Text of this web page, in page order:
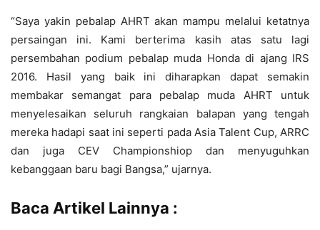
“Saya yakin pebalap AHRT akan mampu melalui ketatnya
persaingan ini. Kami berterima kasih atas satu lagi
persembahan podium pebalap muda Honda di ajang IRS
2016. Hasil yang baik ini diharapkan dapat semakin
membakar semangat para pebalap muda AHRT untuk
menyelesaikan seluruh rangkaian balapan yang tengah
mereka hadapi saat ini seperti pada Asia Talent Cup, ARRC
dan juga CEV Championshiop dan menyuguhkan
kebanggaan baru bagi Bangsa,” ujarnya.
Baca Artikel Lainnya :